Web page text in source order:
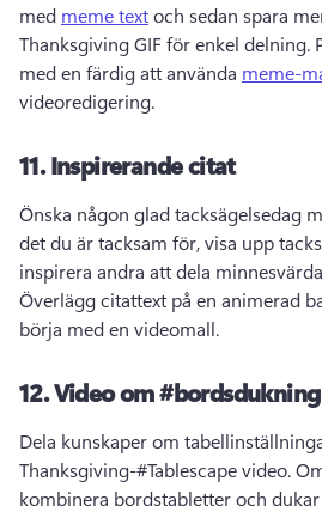
med meme text och sedan spara
Thanksgiving GIF för enkel delning.
med en färdig att använda meme-
videoredigering.
11.Inspirerande citat
Önska någon glad tacksägelsedag
det du är tacksam för, visa upp
Överlägg citattext på en animerad
börja med en videomall.
12.Video om
Dela kunskaper om
Thanksgiving-#Tablescape video.
kombinera bordstabletter och